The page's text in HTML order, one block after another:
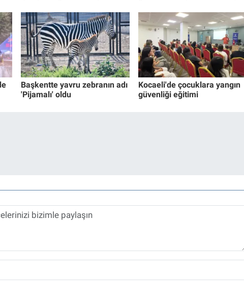
Başkentte yavru zebranın adı
'Pijamalı' oldu
Kocaeli'de çocuklara yangın
güvenliği eğitimi